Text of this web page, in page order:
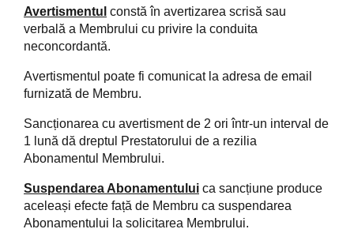
Avertismentul constă în avertizarea scrisă sau
verbală a Membrului cu privire la conduita
neconcordantă.
Avertismentul poate fi comunicat la adresa de email
furnizată de Membru.
Sancționarea cu avertisment de 2 ori într-un interval de
1 lună dă dreptul Prestatorului de a rezilia
Abonamentul Membrului.
Suspendarea Abonamentului ca sancțiune produce
aceleași efecte față de Membru ca suspendarea
Abonamentului la solicitarea Membrului.